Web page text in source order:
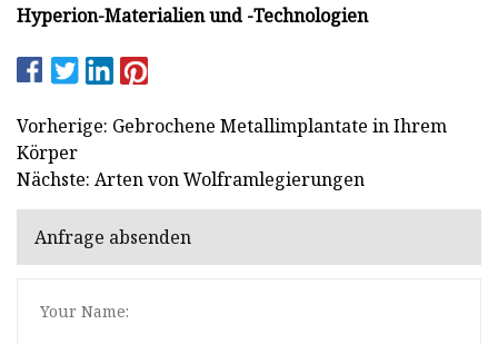
Hyperion-Materialien und -Technologien
Vorherige: Gebrochene Metallimplantate in Ihrem
Körper
Nächste: Arten von Wolframlegierungen
Anfrage absenden